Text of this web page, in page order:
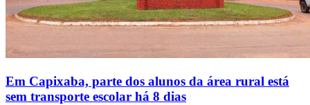
Em Capixaba, parte dos alunos da área rural está
sem transporte escolar há 8 dias